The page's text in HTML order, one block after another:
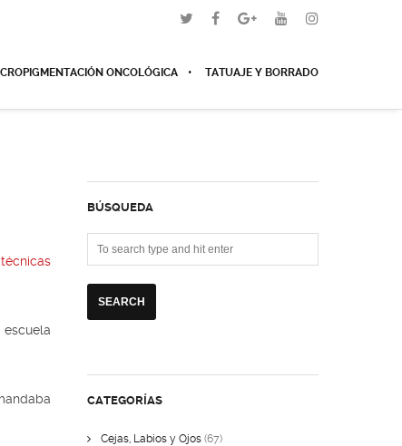
ONCOLÓGICA TATUAJE Y BORRADO
BÚSQUEDA
CATEGORÍAS
Cejas, Labios y Ojos (67)